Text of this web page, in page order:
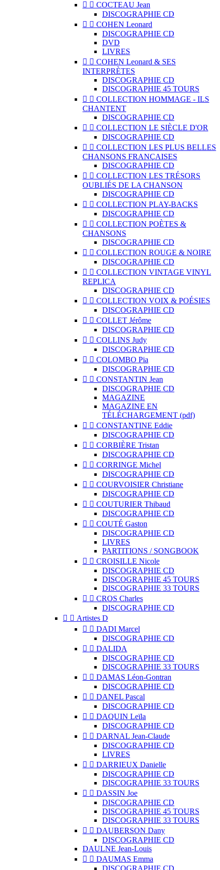
  COCTEAU Jean
DISCOGRAPHIE CD
  COHEN Leonard
DISCOGRAPHIE CD
DVD
LIVRES
  COHEN Leonard & SES
INTERPRÈTES
DISCOGRAPHIE CD
DISCOGRAPHIE 45 TOURS
  COLLECTION HOMMAGE - ILS
CHANTENT
DISCOGRAPHIE CD
  COLLECTION LE SIÈCLE D'OR
DISCOGRAPHIE CD
  COLLECTION LES PLUS BELLES
CHANSONS FRANÇAISES
DISCOGRAPHIE CD
  COLLECTION LES TRÉSORS
OUBLIÉS DE LA CHANSON
DISCOGRAPHIE CD
  COLLECTION PLAY-BACKS
DISCOGRAPHIE CD
  COLLECTION POÈTES &
CHANSONS
DISCOGRAPHIE CD
  COLLECTION ROUGE & NOIRE
DISCOGRAPHIE CD
  COLLECTION VINTAGE VINYL
REPLICA
DISCOGRAPHIE CD
  COLLECTION VOIX & POÉSIES
DISCOGRAPHIE CD
  COLLET Jérôme
DISCOGRAPHIE CD
  COLLINS Judy
DISCOGRAPHIE CD
  COLOMBO Pia
DISCOGRAPHIE CD
  CONSTANTIN Jean
DISCOGRAPHIE CD
MAGAZINE
MAGAZINE EN
TÉLÉCHARGEMENT (pdf)
  CONSTANTINE Eddie
DISCOGRAPHIE CD
  CORBIÈRE Tristan
DISCOGRAPHIE CD
  CORRINGE Michel
DISCOGRAPHIE CD
  COURVOISIER Christiane
DISCOGRAPHIE CD
  COUTURIER Thibaud
DISCOGRAPHIE CD
  COUTÉ Gaston
DISCOGRAPHIE CD
LIVRES
PARTITIONS / SONGBOOK
  CROISILLE Nicole
DISCOGRAPHIE CD
DISCOGRAPHIE 45 TOURS
DISCOGRAPHIE 33 TOURS
  CROS Charles
DISCOGRAPHIE CD
  Artistes D
  DADI Marcel
DISCOGRAPHIE CD
  DALIDA
DISCOGRAPHIE CD
DISCOGRAPHIE 33 TOURS
  DAMAS Léon-Gontran
DISCOGRAPHIE CD
  DANEL Pascal
DISCOGRAPHIE CD
  DAQUIN Leïla
DISCOGRAPHIE CD
  DARNAL Jean-Claude
DISCOGRAPHIE CD
LIVRES
  DARRIEUX Danielle
DISCOGRAPHIE CD
DISCOGRAPHIE 33 TOURS
  DASSIN Joe
DISCOGRAPHIE CD
DISCOGRAPHIE 45 TOURS
DISCOGRAPHIE 33 TOURS
  DAUBERSON Dany
DISCOGRAPHIE CD
DAULNE Jean-Louis
  DAUMAS Emma
DISCOGRAPHIE CD